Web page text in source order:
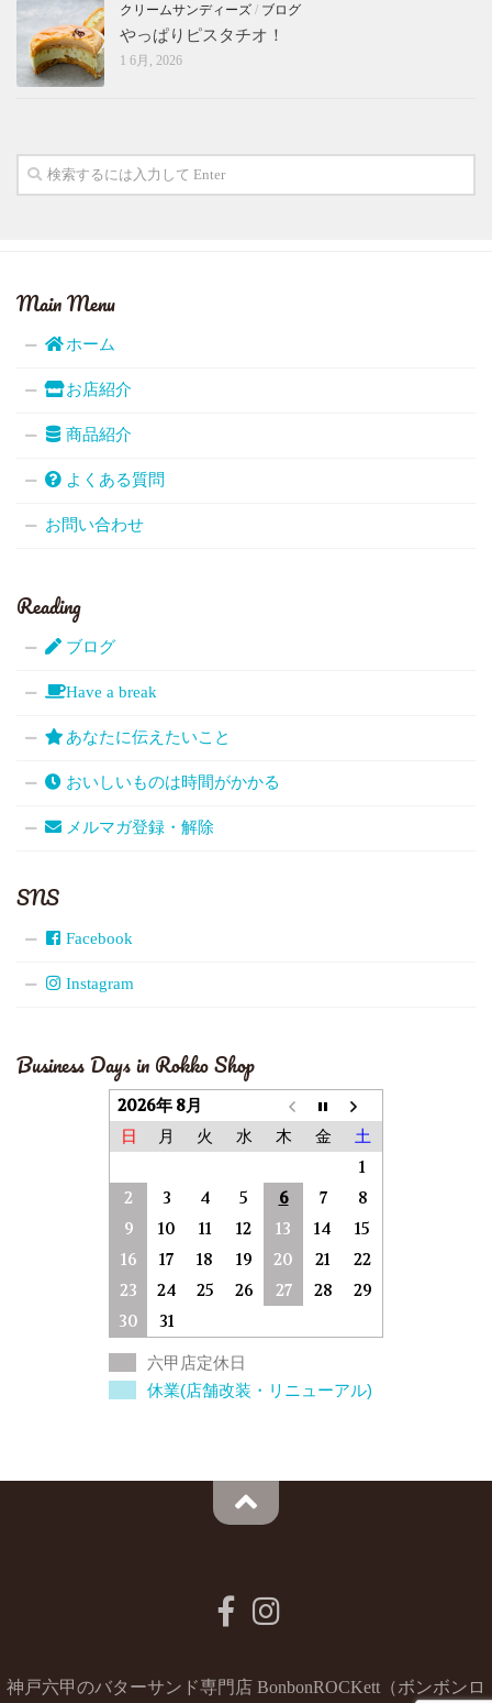
クリームサンディーズ / ブログ
やっぱりピスタチオ！
1 6月, 2026
Main Menu
ホーム
お店紹介
商品紹介
よくある質問
お問い合わせ
Reading
ブログ
Have a break
あなたに伝えたいこと
おいしいものは時間がかかる
メルマガ登録・解除
SNS
Facebook
Instagram
Business Days in Rokko Shop
2026年 8月
日 月 火 水 木 金 土
1
2
3 4 5 6 7
8
9
10 11 12 13 14
15
16
17 18 19 20 21
22
23
24 25 26 27 28
29
30
31
六甲店定休日
休業(店舗改装・リニューアル)
神戸六甲のバターサンド専門店 BonbonROCKett（ボンボンロ